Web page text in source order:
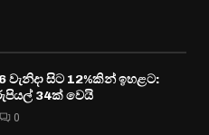
වැනිදා සිට 12%කින් ඉහළට:
34ක් වෙයි
0